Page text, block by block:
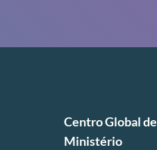
Centro Global de
Ministério